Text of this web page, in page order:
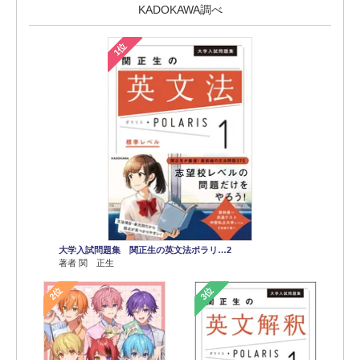
KADOKAWA調べ
1位
大学入試問題集 関正生の英文法ポラリ…2
著者 関 正生
2位 3位